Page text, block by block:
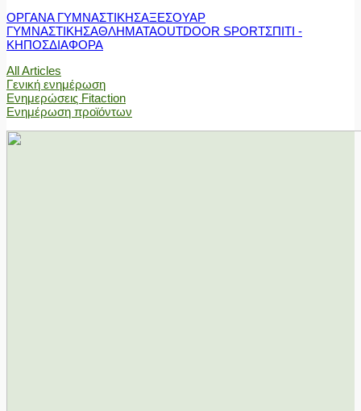
ΟΡΓΑΝΑ ΓΥΜΝΑΣΤΙΚΗΣΑΞΕΣΟΥΑΡ
ΓΥΜΝΑΣΤΙΚΗΣΑΘΛΗΜΑΤΑOUTDOOR SPORTΣΠΙΤΙ -
ΚΗΠΟΣΔΙΑΦΟΡΑ
All Articles
Γενική ενημέρωση
Ενημερώσεις Fitaction
Ενημέρωση προϊόντων